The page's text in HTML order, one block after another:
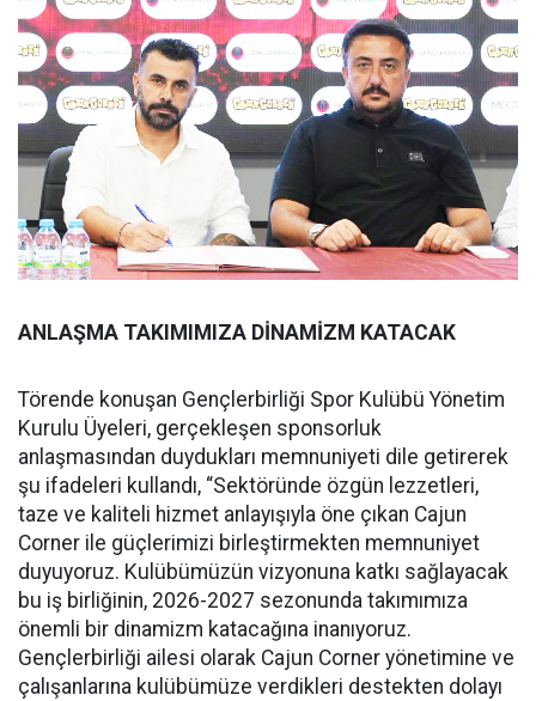
ANLAŞMA TAKIMIMIZA DİNAMİZM KATACAK
Törende konuşan Gençlerbirliği Spor Kulübü Yönetim
Kurulu Üyeleri, gerçekleşen sponsorluk
anlaşmasından duydukları memnuniyeti dile getirerek
şu ifadeleri kullandı, “Sektöründe özgün lezzetleri,
taze ve kaliteli hizmet anlayışıyla öne çıkan Cajun
Corner ile güçlerimizi birleştirmekten memnuniyet
duyuyoruz. Kulübümüzün vizyonuna katkı sağlayacak
bu iş birliğinin, 2026-2027 sezonunda takımımıza
önemli bir dinamizm katacağına inanıyoruz.
Gençlerbirliği ailesi olarak Cajun Corner yönetimine ve
çalışanlarına kulübümüze verdikleri destekten dolayı